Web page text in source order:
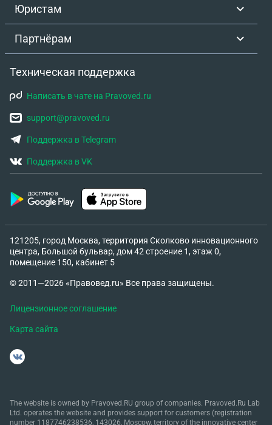
Юристам
Партнёрам
Техническая поддержка
Написать в чате на Pravoved.ru
support@pravoved.ru
Поддержка в Telegram
Поддержка в VK
121205, город Москва, территория Сколково инновационного
центра, Большой бульвар, дом 42 строение 1, этаж 0,
помещение 150, кабинет 5
© 2011—2026 «Правовед.ru» Все права защищены.
Лицензионное соглашение
Карта сайта
The website is owned by Pravoved.RU group of companies. Pravoved.Ru Lab
Ltd. operates the website and provides support for customers (registration
number 1187746238536, 143026, Moscow, territory of the innovative center